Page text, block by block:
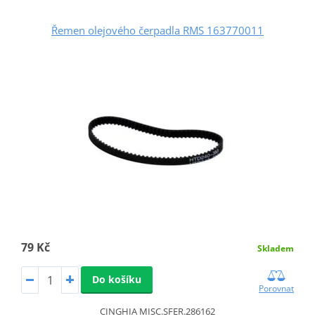
Řemen olejového čerpadla RMS 163770011
79 Kč Skladem
Do košíku
Porovnat
CINGHIA MISC.SFER.286162